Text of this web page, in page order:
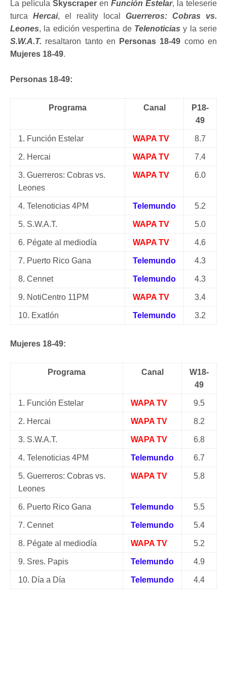
La película Skyscraper en Función Estelar, la teleserie
turca Hercai, el reality local Guerreros: Cobras vs.
Leones, la edición vespertina de Telenoticiasy la serie
S.W.A.T. resaltaron tanto en Personas 18-49 como en
Mujeres 18-49.
Personas 18-49:
Programa Canal
P18-
49
1. Función Estelar WAPA TV 8.7
2. Hercai WAPA TV 7.4
3. Guerreros: Cobras vs.
Leones
WAPA TV 6.0
4. Telenoticias 4PM Telemundo 5.2
5. S.W.A.T. WAPA TV 5.0
6. Pégate al mediodía WAPA TV 4.6
7. Puerto Rico Gana Telemundo 4.3
8. Cennet Telemundo 4.3
9. NotiCentro 11PM WAPA TV 3.4
10. Exatlón Telemundo 3.2
Mujeres 18-49:
Programa Canal
W18-
49
1. Función Estelar WAPA TV 9.5
2. Hercai WAPA TV 8.2
3. S.W.A.T. WAPA TV 6.8
4. Telenoticias 4PM Telemundo 6.7
5. Guerreros: Cobras vs.
Leones
WAPA TV 5.8
6. Puerto Rico Gana Telemundo 5.5
7. Cennet Telemundo 5.4
8. Pégate al mediodía WAPA TV 5.2
9. Sres. Papis Telemundo 4.9
10. Día a Día Telemundo 4.4